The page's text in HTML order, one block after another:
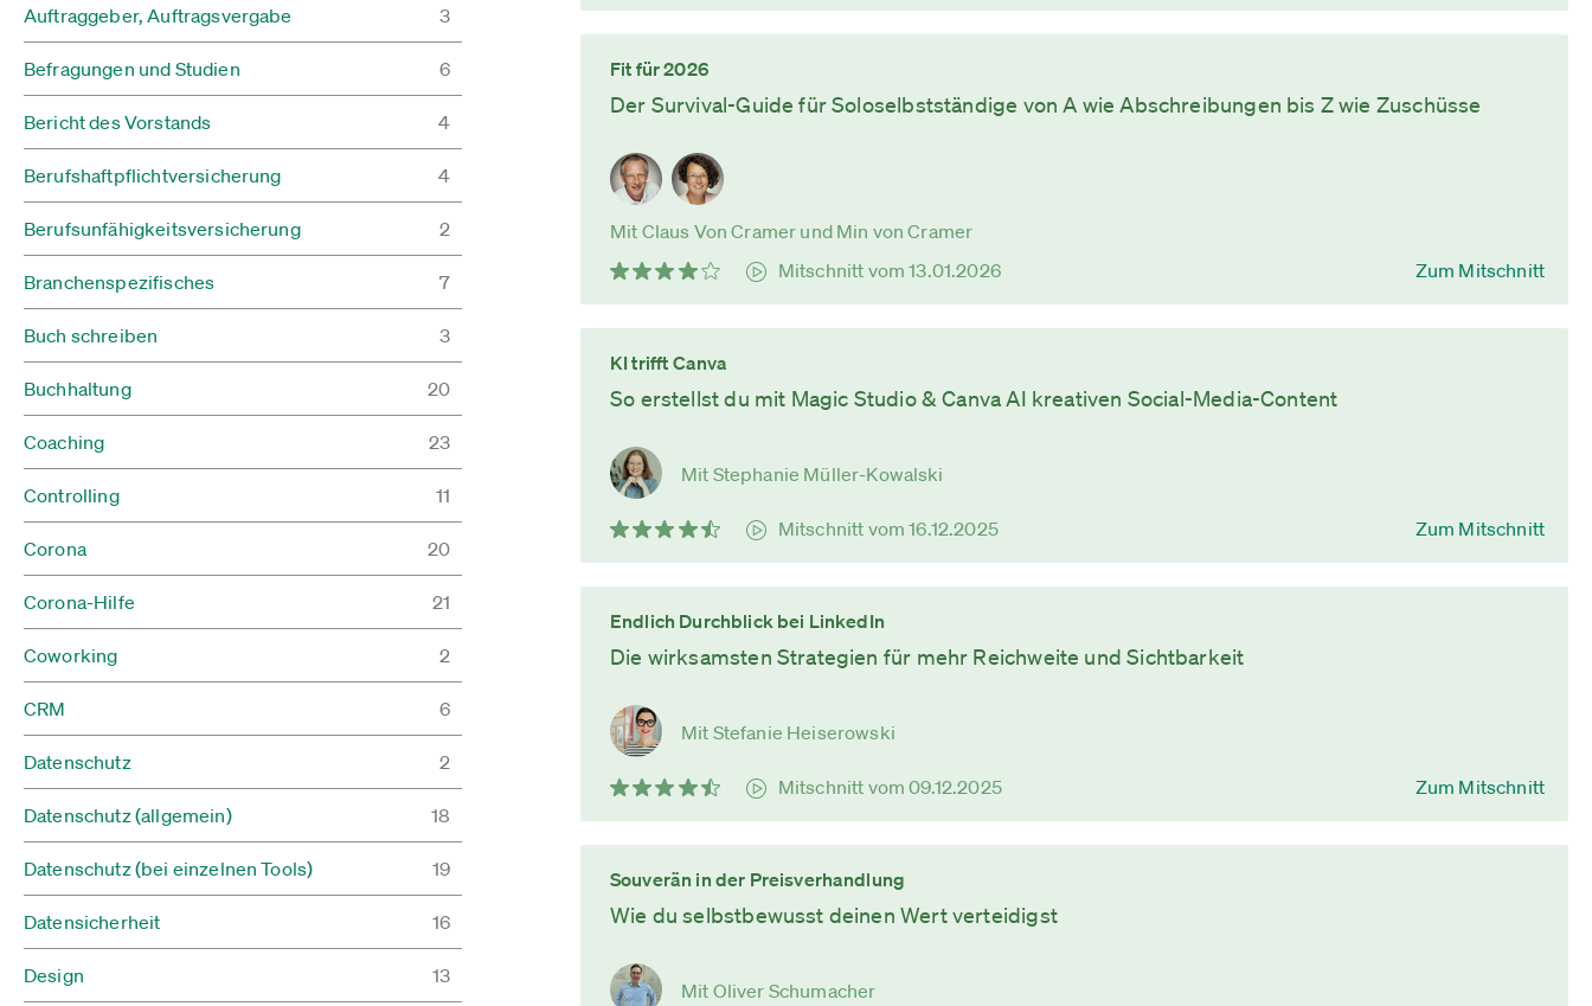
Auftraggeber, Auftragsvergabe 3
Befragungen und Studien 6
Bericht des Vorstands 4
Berufshaftpflichtversicherung 4
Berufsunfähigkeitsversicherung 2
Branchenspezifisches 7
Buch schreiben 3
Buchhaltung 20
Coaching 23
Controlling 11
Corona 20
Corona-Hilfe 21
Coworking 2
CRM 6
Datenschutz 2
Datenschutz (allgemein) 18
Datenschutz (bei einzelnen Tools) 19
Datensicherheit 16
Design 13
Fit für 2026
Der Survival-Guide für Soloselbstständige von A wie Abschreibungen bis Z wie Zuschüsse
Mit Claus Von Cramer und Min von Cramer
Mitschnitt vom 13.01.2026
Zum Mitschnitt
KI trifft Canva
So erstellst du mit Magic Studio & Canva AI kreativen Social-Media-Content
Mit Stephanie Müller-Kowalski
Mitschnitt vom 16.12.2025 Zum Mitschnitt
Endlich Durchblick bei LinkedIn
Die wirksamsten Strategien für mehr Reichweite und Sichtbarkeit
Mit Stefanie Heiserowski
Mitschnitt vom 09.12.2025 Zum Mitschnitt
Souverän in der Preisverhandlung
Wie du selbstbewusst deinen Wert verteidigst
Mit Oliver Schumacher